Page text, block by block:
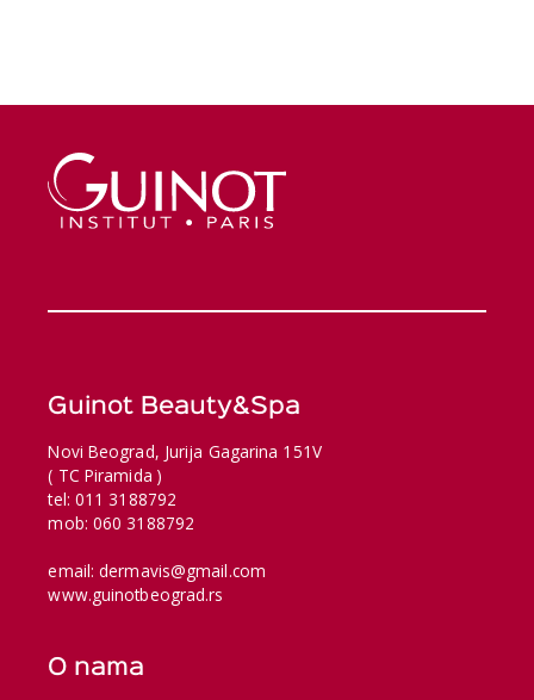
Guinot Beauty&Spa
Novi Beograd, Jurija Gagarina 151V
( TC Piramida )
tel: 011 3188792
mob: 060 3188792
email: dermavis@gmail.com
www.guinotbeograd.rs
O nama